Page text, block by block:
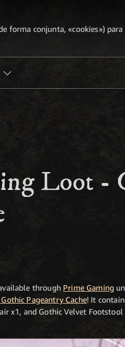
forma conjunta, «cookies»)
Loot -
through Prime Gaming
Pageantry Cache! It
x1, and Gothic Velvet Footstool